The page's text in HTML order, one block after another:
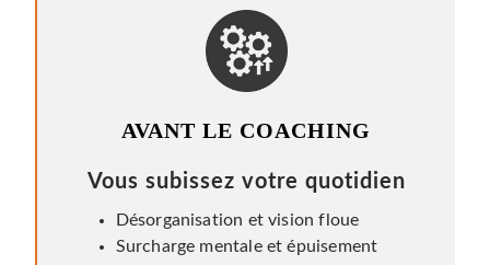
AVANT LE COACHING
Vous subissez votre quotidien
Désorganisation et vision floue
Surcharge mentale et épuisement